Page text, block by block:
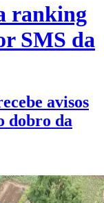
ranking
SMS da
avisos
dobro da